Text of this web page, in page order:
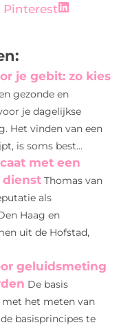
Pinterest
je gebit: zo kies
gezonde en
je dagelijkse
Het vinden van een
is soms best...
met een
dienst Thomas van
als
Haag en
uit de Hofstad,
geluidsmeting
De basis
het meten van
basisprincipes te